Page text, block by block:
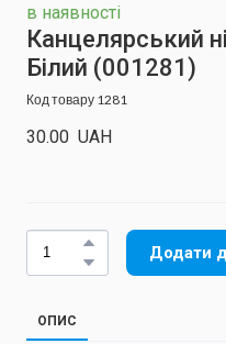
в наявності
Канцелярський
Білий (001281)
Код товару 1281
30.00  UAH
Додати
ОПИС